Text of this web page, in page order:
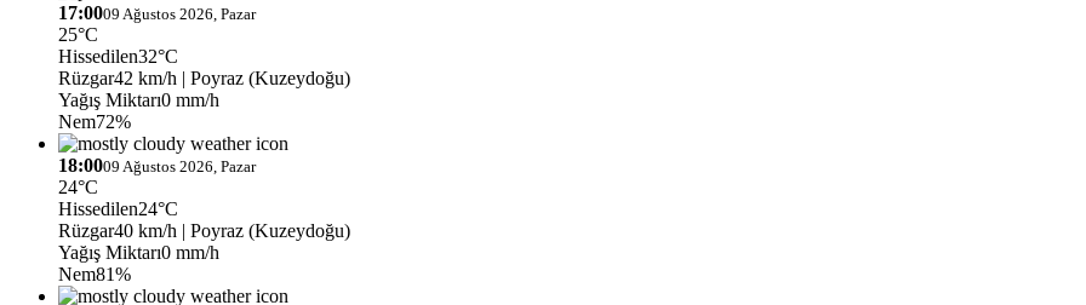
17:0009 Ağustos 2026, Pazar
25°C
Hissedilen32°C
Rüzgar42 km/h | Poyraz (Kuzeydoğu)
Yağış Miktarı0 mm/h
Nem72%
18:0009 Ağustos 2026, Pazar
24°C
Hissedilen24°C
Rüzgar40 km/h | Poyraz (Kuzeydoğu)
Yağış Miktarı0 mm/h
Nem81%